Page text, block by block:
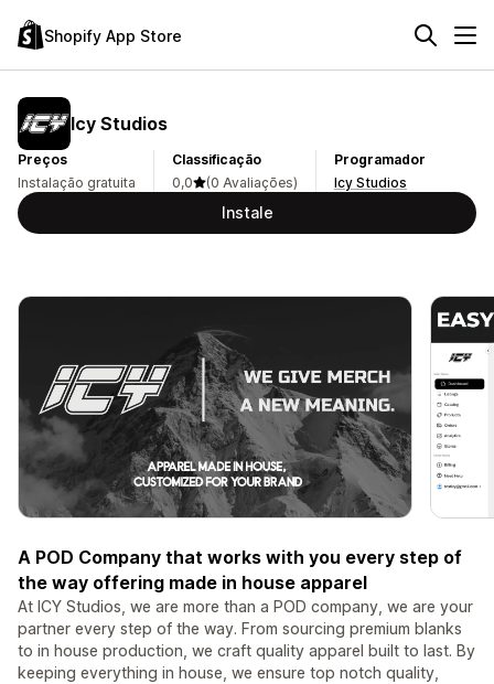
Shopify App Store
Icy Studios
Preços
Instalação gratuita
Classificação
0,0
(0 Avaliações)
Programador
Icy Studios
Instale
A POD Company that works with you every step of
the way offering made in house apparel
At ICY Studios, we are more than a POD company, we are your
partner every step of the way. From sourcing premium blanks
to in house production, we craft quality apparel built to last. By
keeping everything in house, we ensure top notch quality,